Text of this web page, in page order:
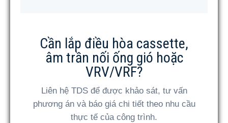
Cần lắp điều hòa cassette,
âm trần nối ống gió hoặc
VRV/VRF?
Liên hệ TDS để được khảo sát, tư vấn
phương án và báo giá chi tiết theo nhu cầu
thực tế của công trình.